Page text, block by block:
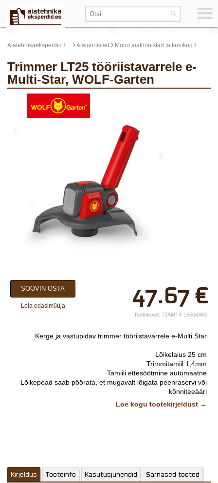
Aiatehnikaeksperdid › ... ›Aiatööriistad › Muud aiatööriistad ja tarvikud ›
Trimmer LT25 tööriistavarrele e-
Multi-Star, WOLF-Garten
×
Teie nimi*
Ettevõtte nimi.
Telefon*
E-post*
Vali lähim keskus*
Lisainfo
47.67 €
SOOVIN OSTA
Leia edasimüüja
Tootekood: 72AMT4-1650&WG
Kerge ja vastupidav trimmer tööriistavarrele e-Multi Star
Lõikelaius 25 cm
Trimmitamiil 1,4mm
Tamiili ettesöötmine automaatne
Lõikepead saab pöörata, et mugavalt lõigata peenraservi või
kõnniteeääri
Kaal 1,1 kg
Pildid ja videod on illustratiivsed.
Loe kogu tootekirjeldust →
Kirjeldus Tooteinfo Kasutusjuhendid Sarnased tooted